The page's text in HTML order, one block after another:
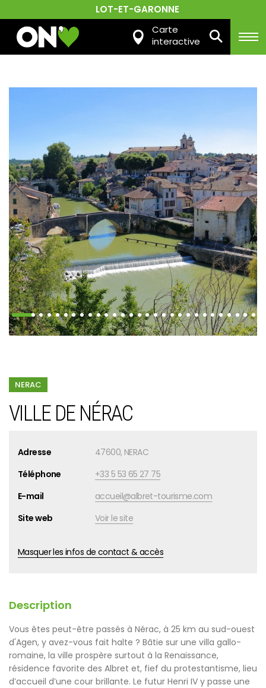
LOT-ET-GARONNE
Carte
interactive
NERAC
VILLE DE NÉRAC
Adresse
47600, NERAC
Téléphone
+33 5 53 65 27 75
E-mail
accueil@albret-tourisme.com
Site web
Voir le site
Masquer les infos de contact & accès
Description
Vous êtes peut-être passés à Nérac, à 25 km au sud-ouest
d'Agen, y avez-vous fait halte ? Bâtie sur une villa gallo-
romaine, la ville prospère surtout à la Renaissance,
résidence favorite des Albret et, fief du protestantisme, lieu
d’accueil d’une cour brillante. Le futur Henri IV y passe une